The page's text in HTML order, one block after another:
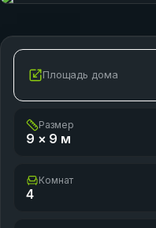
Площадь дома
Размер
9 × 9 м
Комнат
4